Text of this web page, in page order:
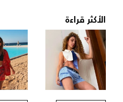
الأكثر قراءة